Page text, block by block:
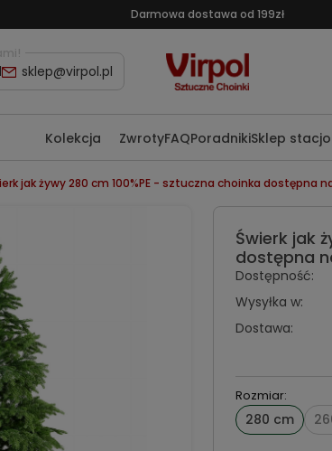
Darmowa dostawa od 199zł
sklep@virpol.pl
Kolekcja ZwrotyFAQPoradnikiSklep
jak żywy 280 cm 100%PE - sztuczna choinka dostępna
Świerk jak
dostępna
Dostępność:
Wysyłka w:
Dostawa:
Rozmiar:
280 cm